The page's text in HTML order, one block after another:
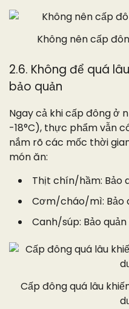
Không nên cấp
2.6. Không để quá
bảo quản
Ngay cả khi cấp đông ở
-18°C), thực phẩm vẫn
nắm rõ các mốc thời
món ăn:
Thịt chín/hầm: Bảo
Cơm/cháo/mì: Bảo
Canh/súp: Bảo
Cấp đông quá lâu